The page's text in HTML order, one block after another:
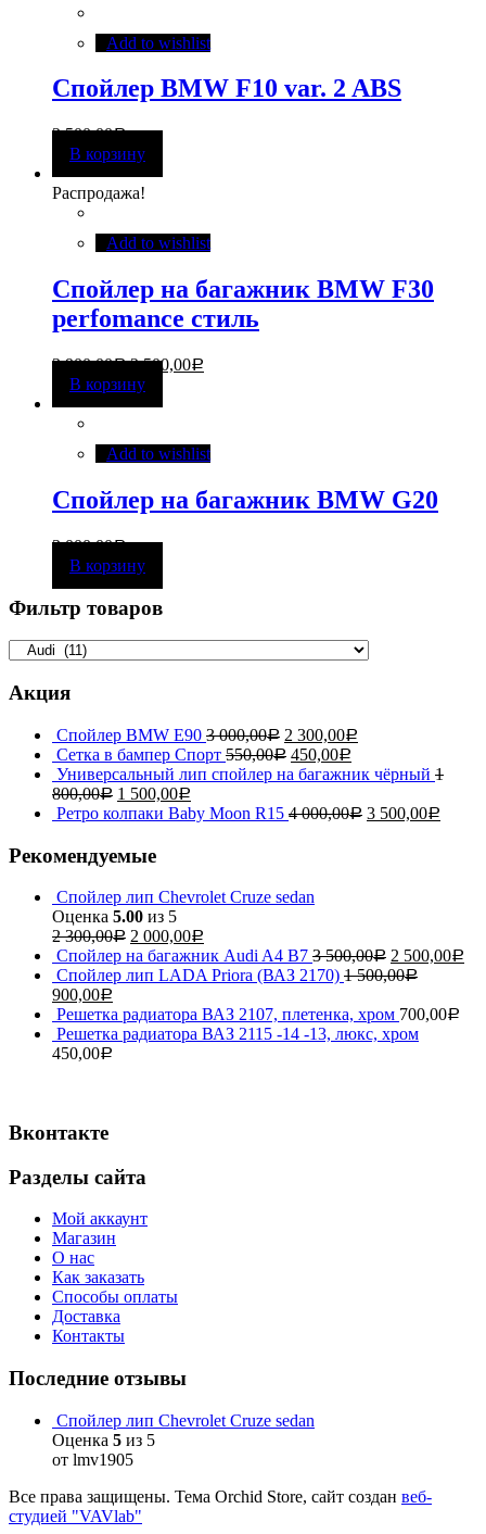
Add to wishlist
Спойлер BMW F10 var. 2 ABS
2 500,00Р
В корзину
Распродажа!
Add to wishlist
Спойлер на багажник BMW F30
perfomance стиль
3 900,00Р 2 500,00Р
В корзину
Add to wishlist
Спойлер на багажник BMW G20
3 000,00Р
В корзину
Фильтр товаров
Акция
Спойлер BMW E90 3 000,00Р 2 300,00Р
Сетка в бампер Спорт 550,00Р 450,00Р
Универсальный лип спойлер на багажник чёрный 1
800,00Р 1 500,00Р
Ретро колпаки Baby Moon R15 4 000,00Р 3 500,00Р
Рекомендуемые
Спойлер лип Chevrolet Cruze sedan
Оценка 5.00 из 5
2 300,00Р 2 000,00Р
Спойлер на багажник Audi A4 B7 3 500,00Р 2 500,00Р
Спойлер лип LADA Priora (ВАЗ 2170) 1 500,00Р
900,00Р
Решетка радиатора ВАЗ 2107, плетенка, хром 700,00Р
Решетка радиатора ВАЗ 2115 -14 -13, люкс, хром
450,00Р
Вконтакте
Разделы сайта
Мой аккаунт
Магазин
О нас
Как заказать
Способы оплаты
Доставка
Контакты
Последние отзывы
Спойлер лип Chevrolet Cruze sedan
Оценка 5 из 5
от lmv1905
Все права защищены. Тема Orchid Store, сайт создан веб-
студией "VAVlab"